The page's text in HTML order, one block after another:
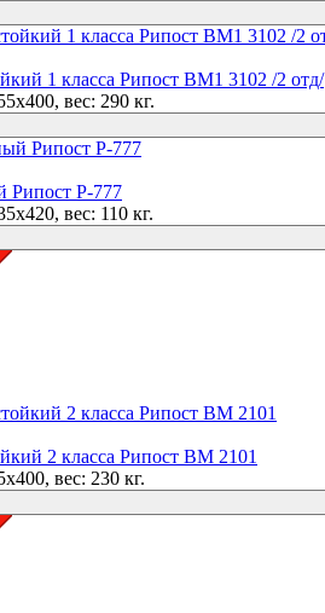
1 класса Рипост BM1 3102 /2 отд/
вес: 290 кг.
Рипост Р-777
вес: 110 кг.
2 класса Рипост ВМ 2101
вес: 230 кг.